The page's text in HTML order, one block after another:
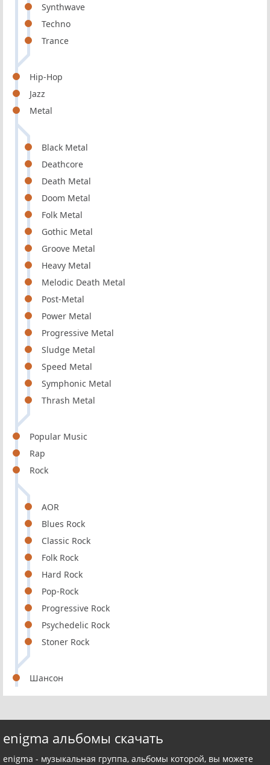
Synthwave
Techno
Trance
Hip-Hop
Jazz
Metal
Black Metal
Deathcore
Death Metal
Doom Metal
Folk Metal
Gothic Metal
Groove Metal
Heavy Metal
Melodic Death Metal
Post-Metal
Power Metal
Progressive Metal
Sludge Metal
Speed Metal
Symphonic Metal
Thrash Metal
Popular Music
Rap
Rock
AOR
Blues Rock
Classic Rock
Folk Rock
Hard Rock
Pop-Rock
Progressive Rock
Psychedelic Rock
Stoner Rock
Шансон
enigma альбомы скачать
enigma - музыкальная группа, альбомы которой, вы можете